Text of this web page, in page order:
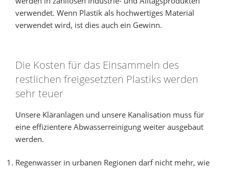
verwendet. Wenn Plastik als hochwertiges Material
verwendet wird, ist dies auch ein Gewinn.
Die Kosten für das Einsammeln des
restlichen freigesetzten Plastiks werden
sehr teuer
Unsere Kläranlagen und unsere Kanalisation muss für
eine effizientere Abwasserreinigung weiter ausgebaut
werden.
Regenwasser in urbanen Regionen darf nicht mehr, wie